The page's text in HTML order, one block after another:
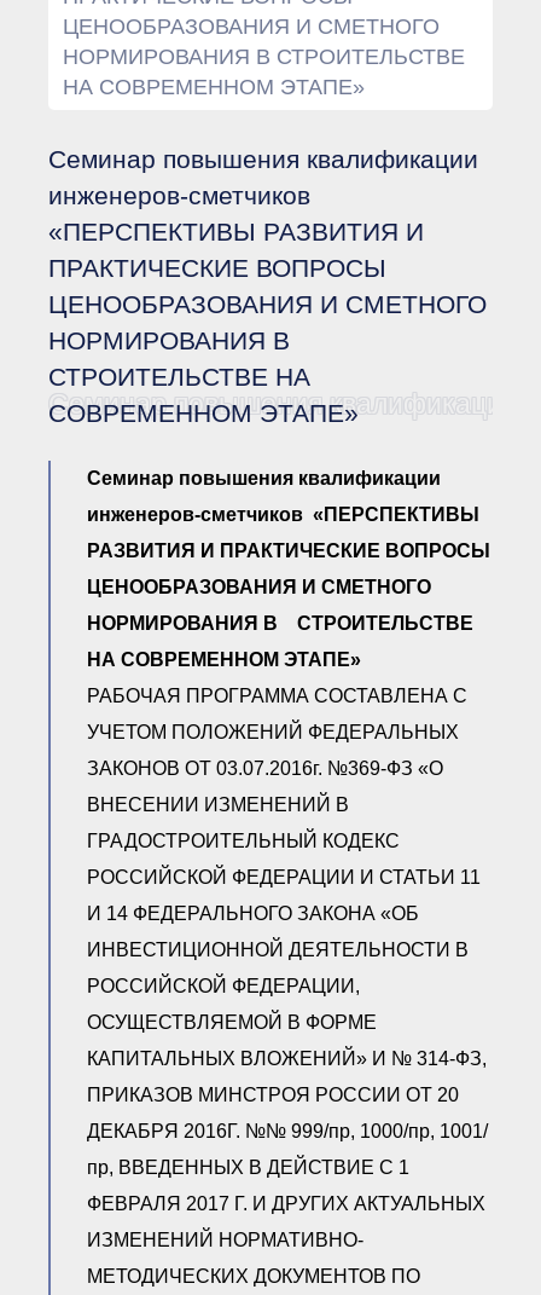
● Организационные
● Действующие документы
● Сбор предложений во
Финансовая отчетность
Компенсационный фонд
Реестры Ассоциации
● Реестр членов
Ассоциации
«Сахалинстрой»
Ассоциации,
объединения
работодателей
● Реестр членов
Ассоциации — технических
заказчиков
● Реестр членов
ООТСУО
● Реестр членов СРО
имеющих строительные
Политика информационной
открытости
Орган надзора
Охрана труда
Видеоматериалы
Законодательство РФ по
профессиональная
ЦЕНООБРАЗОВАНИЯ И СМЕТНОГО
НОРМИРОВАНИЯ В СТРОИТЕЛЬСТВЕ
НА СОВРЕМЕННОМ ЭТАПЕ»
Семинар повышения квалификации
инженеров-сметчиков
«ПЕРСПЕКТИВЫ РАЗВИТИЯ И
ПРАКТИЧЕСКИЕ ВОПРОСЫ
ЦЕНООБРАЗОВАНИЯ И СМЕТНОГО
НОРМИРОВАНИЯ В
СТРОИТЕЛЬСТВЕ НА
СОВРЕМЕННОМ ЭТАПЕ»
Семинар повышения
Семинар повышения квалификации
инженеров-сметчиков «ПЕРСПЕКТИВЫ
РАЗВИТИЯ И ПРАКТИЧЕСКИЕ ВОПРОСЫ
ЦЕНООБРАЗОВАНИЯ И СМЕТНОГО
НОРМИРОВАНИЯ В СТРОИТЕЛЬСТВЕ
НА СОВРЕМЕННОМ ЭТАПЕ»
РАБОЧАЯ ПРОГРАММА СОСТАВЛЕНА С
УЧЕТОМ ПОЛОЖЕНИЙ ФЕДЕРАЛЬНЫХ
ЗАКОНОВ ОТ 03.07.2016г. №369-ФЗ «О
ВНЕСЕНИИ ИЗМЕНЕНИЙ В
ГРАДОСТРОИТЕЛЬНЫЙ КОДЕКС
РОССИЙСКОЙ ФЕДЕРАЦИИ И СТАТЬИ 11
И 14 ФЕДЕРАЛЬНОГО ЗАКОНА «ОБ
ИНВЕСТИЦИОННОЙ ДЕЯТЕЛЬНОСТИ В
РОССИЙСКОЙ ФЕДЕРАЦИИ,
ОСУЩЕСТВЛЯЕМОЙ В ФОРМЕ
КАПИТАЛЬНЫХ ВЛОЖЕНИЙ» И № 314-ФЗ,
ПРИКАЗОВ МИНСТРОЯ РОССИИ ОТ 20
ДЕКАБРЯ 2016Г. №№ 999/пр, 1000/пр, 1001/
пр, ВВЕДЕННЫХ В ДЕЙСТВИЕ С 1
ФЕВРАЛЯ 2017 Г. И ДРУГИХ АКТУАЛЬНЫХ
ИЗМЕНЕНИЙ НОРМАТИВНО-
МЕТОДИЧЕСКИХ ДОКУМЕНТОВ ПО